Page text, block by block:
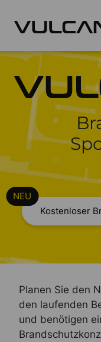
Kostenloser
Planen Sie den
den laufenden
und benötigen